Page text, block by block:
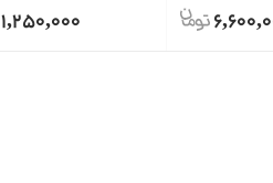
1,250,000